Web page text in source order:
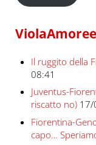
Il ruggito della
08:41
Juventus-
riscatto no) 17/
Fiorentina-
capo…